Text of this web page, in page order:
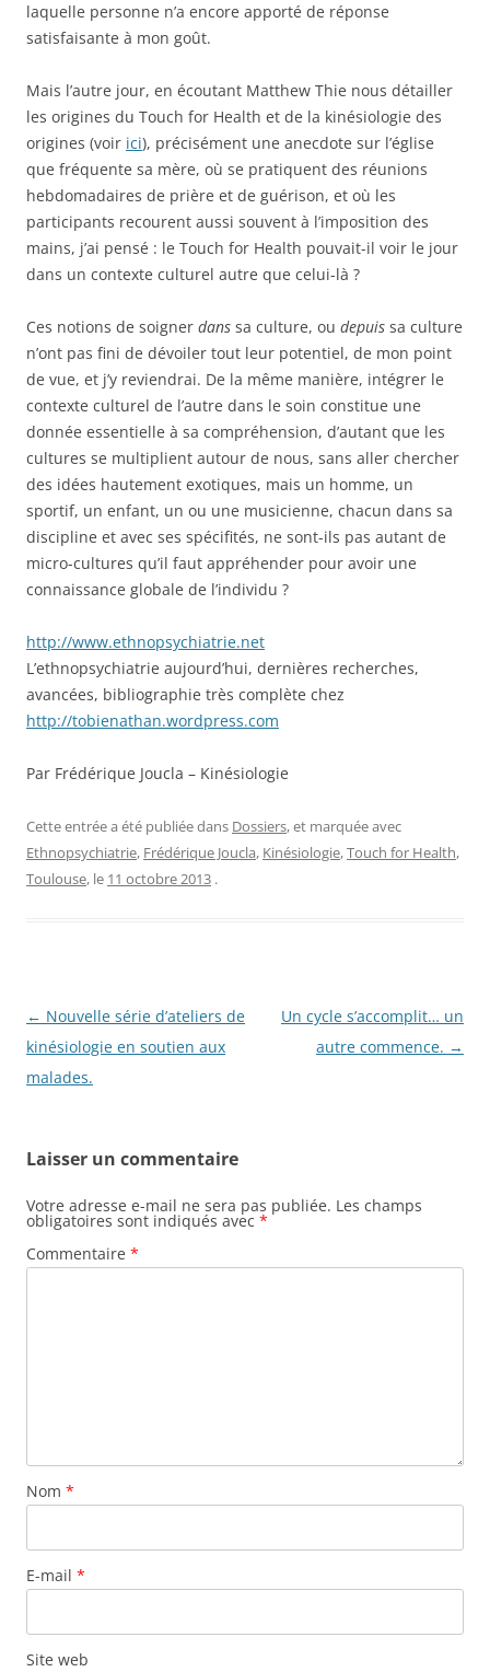
laquelle personne n’a encore apporté de réponse
satisfaisante à mon goût.
Mais l’autre jour, en écoutant Matthew Thie nous détailler
les origines du Touch for Health et de la kinésiologie des
origines (voir ici), précisément une anecdote sur l’église
que fréquente sa mère, où se pratiquent des réunions
hebdomadaires de prière et de guérison, et où les
participants recourent aussi souvent à l’imposition des
mains, j’ai pensé : le Touch for Health pouvait-il voir le jour
dans un contexte culturel autre que celui-là ?
Ces notions de soigner dans sa culture, ou depuis sa culture
n’ont pas fini de dévoiler tout leur potentiel, de mon point
de vue, et j’y reviendrai. De la même manière, intégrer le
contexte culturel de l’autre dans le soin constitue une
donnée essentielle à sa compréhension, d’autant que les
cultures se multiplient autour de nous, sans aller chercher
des idées hautement exotiques, mais un homme, un
sportif, un enfant, un ou une musicienne, chacun dans sa
discipline et avec ses spécifités, ne sont-ils pas autant de
micro-cultures qu’il faut appréhender pour avoir une
connaissance globale de l’individu ?
http://www.ethnopsychiatrie.net
L’ethnopsychiatrie aujourd’hui, dernières recherches,
avancées, bibliographie très complète chez
http://tobienathan.wordpress.com
Par Frédérique Joucla – Kinésiologie
Cette entrée a été publiée dans Dossiers, et marquée avec
Ethnopsychiatrie, Frédérique Joucla, Kinésiologie,Touch for Health,
Toulouse, le 11 octobre 2013 .
Navigation
des
articles
← Nouvelle série d’ateliers de
kinésiologie en soutien aux
malades.
Un cycle s’accomplit… un
autre commence. →
Laisser un commentaire
Votre adresse e-mail ne sera pas publiée. Les champs
obligatoires sont indiqués avec *
Commentaire *
Nom *
E-mail *
Site web